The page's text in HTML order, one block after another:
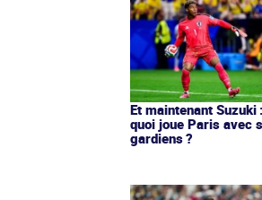
Et maintenant Suzuki
quoi joue Paris avec
gardiens ?